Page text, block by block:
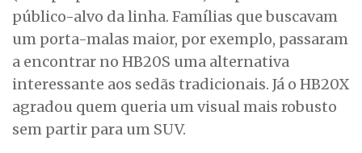
público-alvo da linha. Famílias que buscavam
um porta-malas maior, por exemplo, passaram
a encontrar no HB20S uma alternativa
interessante aos sedãs tradicionais. Já o HB20X
agradou quem queria um visual mais robusto
sem partir para um SUV.